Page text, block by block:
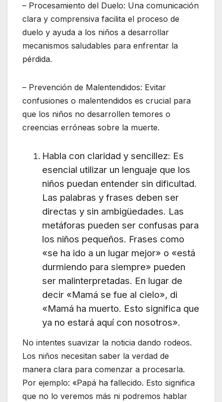
– Procesamiento del Duelo: Una comunicación
clara y comprensiva facilita el proceso de
duelo y ayuda a los niños a desarrollar
mecanismos saludables para enfrentar la
pérdida.
– Prevención de Malentendidos: Evitar
confusiones o malentendidos es crucial para
que los niños no desarrollen temores o
creencias erróneas sobre la muerte.
Habla con claridad y sencillez: Es
esencial utilizar un lenguaje que los
niños puedan entender sin dificultad.
Las palabras y frases deben ser
directas y sin ambigüedades. Las
metáforas pueden ser confusas para
los niños pequeños. Frases como
«se ha ido a un lugar mejor» o «está
durmiendo para siempre» pueden
ser malinterpretadas. En lugar de
decir «Mamá se fue al cielo», di
«Mamá ha muerto. Esto significa que
ya no estará aquí con nosotros».
No intentes suavizar la noticia dando rodeos.
Los niños necesitan saber la verdad de
manera clara para comenzar a procesarla.
Por ejemplo: «Papá ha fallecido. Esto significa
que no lo veremos más ni podremos hablar